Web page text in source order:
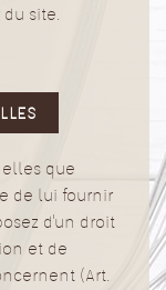
site.
que
de lui fournir
d'un droit
et de
(Art.